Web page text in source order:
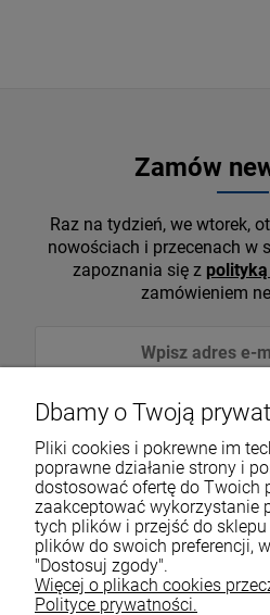
Zamów
Raz na tydzień, we wtorek,
nowościach i przecenach w
zapoznania się z
zamówieniem
Dbamy o Twoją
Pliki cookies i pokrewne im
poprawne działanie strony i
dostosować ofertę do Twoich
zaakceptować wykorzystanie
tych plików i przejść do
plików do swoich preferencji,
"Dostosuj zgody".
Więcej o plikach cookies
Polityce prywatności.